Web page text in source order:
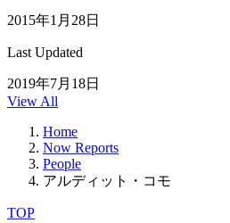
2015年1月28日
Last Updated
2019年7月18日
View All
Home
Now Reports
People
アルディット・コモ
TOP